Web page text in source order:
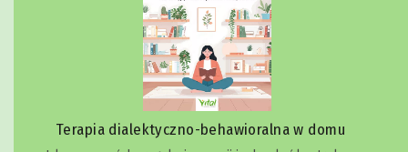
Terapia dialektyczno-behawioralna w domu